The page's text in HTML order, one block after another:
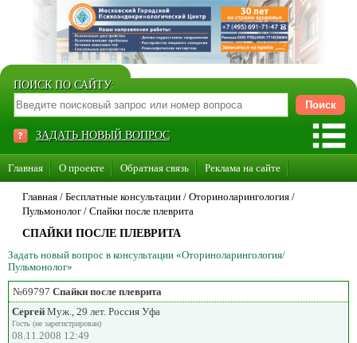
ПОИСК ПО САЙТУ:
ЗАДАТЬ НОВЫЙ ВОПРОС
Главная О проекте Обратная связь Реклама на сайте
Стать консультантом нашего сайта
Суперакция «Каждому врачу свой сайт»
Главная / Бесплатные консультации / Оториноларингология /
Пульмонолог / Спайки после плеврита
СПАЙКИ ПОСЛЕ ПЛЕВРИТА
Задать новый вопрос в консультации «Оториноларингология/
Пульмонолог»
№69797 Спайки после плеврита
Сергей Муж., 29 лет. Россия Уфа
Гость (не зарегистрирован)
08.11.2008 12:49